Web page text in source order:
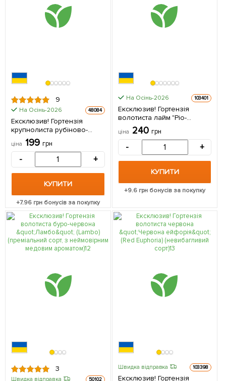
9
На Осінь-2026 48084
Ексклюзив! Гортензія
крупнолиста рубіново-
червона "Фламенко"
(преміальний,
невибагливий сорт) 1
саджанець в упаковці
ціна 199 грн
- +
КУПИТИ
+7.96 грн бонусів за покупку
На Осінь-2026 103401
Ексклюзив! Гортензія
волотиста лайм "Ріо-
Гранде" (Rio Grande)
(морозостійкий сорт) 1
саджанець в упаковці
ціна 240 грн
- +
КУПИТИ
+9.6 грн бонусів за покупку
3
Швидка відправка 50102
Швидка відправка 103398
Ексклюзив! Гортензія